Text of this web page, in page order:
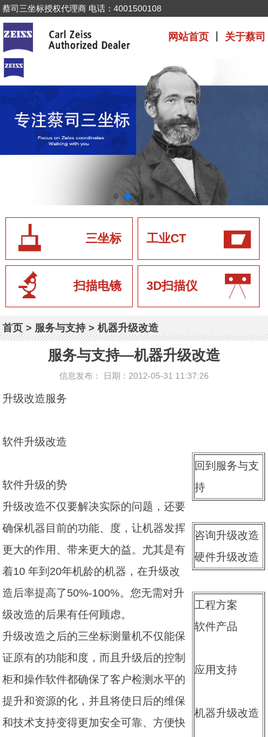
蔡司三坐标授权代理商 电话：4001500108
网站首页丨 关于蔡司
三坐标 工业CT
扫描电镜 3D扫描仪
首页 > 服务与支持>机器升级改造
服务与支持—机器升级改造
信息发布： 日期：2012-05-31 11:37:26
升级改造服务
软件升级改造
软件升级的势
升级改造不仅要解决实际的问题，还要
确保机器目前的功能、度，让机器发挥
更大的作用、带来更大的益。尤其是有
着10 年到20年机龄的机器，在升级改
造后率提高了50%-100%。您无需对升
级改造的后果有任何顾虑。
升级改造之后的三坐标测量机不仅能保
证原有的功能和度，而且升级后的控制
柜和操作软件都确保了客户检测水平的
提升和资源的化，并且将使日后的维保
和技术支持变得更加安全可靠、方便快
回到服务与支
持
咨询升级改造
硬件升级改造
工程方案
软件产品
应用支持
机器升级改造